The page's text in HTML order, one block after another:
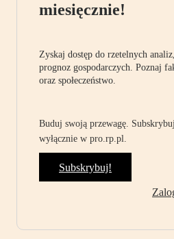
miesięcznie!
Zyskaj dostęp do rzetelnych
prognoz gospodarczych. Poznaj
oraz społeczeństwo.
Buduj swoją przewagę.
wyłącznie w pro.rp.pl.
Subskrybuj!